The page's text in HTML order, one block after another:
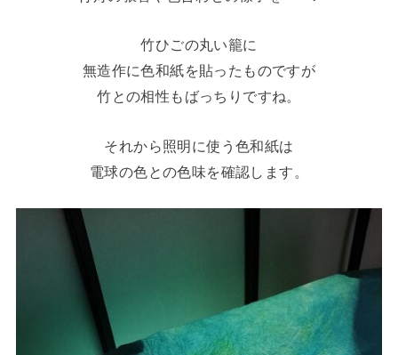
竹ひごの丸い籠に
無造作に色和紙を貼ったものですが
竹との相性もばっちりですね。
それから照明に使う色和紙は
電球の色との色味を確認します。